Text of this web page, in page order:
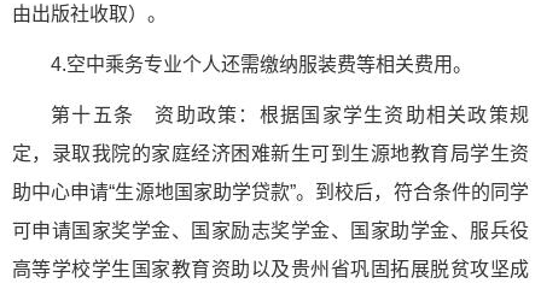
由出版社收取）。
4.空中乘务专业个人还需缴纳服装费等相关费用。
第十五条 资助政策：根据国家学生资助相关政策规
定，录取我院的家庭经济困难新生可到生源地教育局学生资
助中心申请“生源地国家助学贷款”。到校后，符合条件的同学
可申请国家奖学金、国家励志奖学金、国家助学金、服兵役
高等学校学生国家教育资助以及贵州省巩固拓展脱贫攻坚成